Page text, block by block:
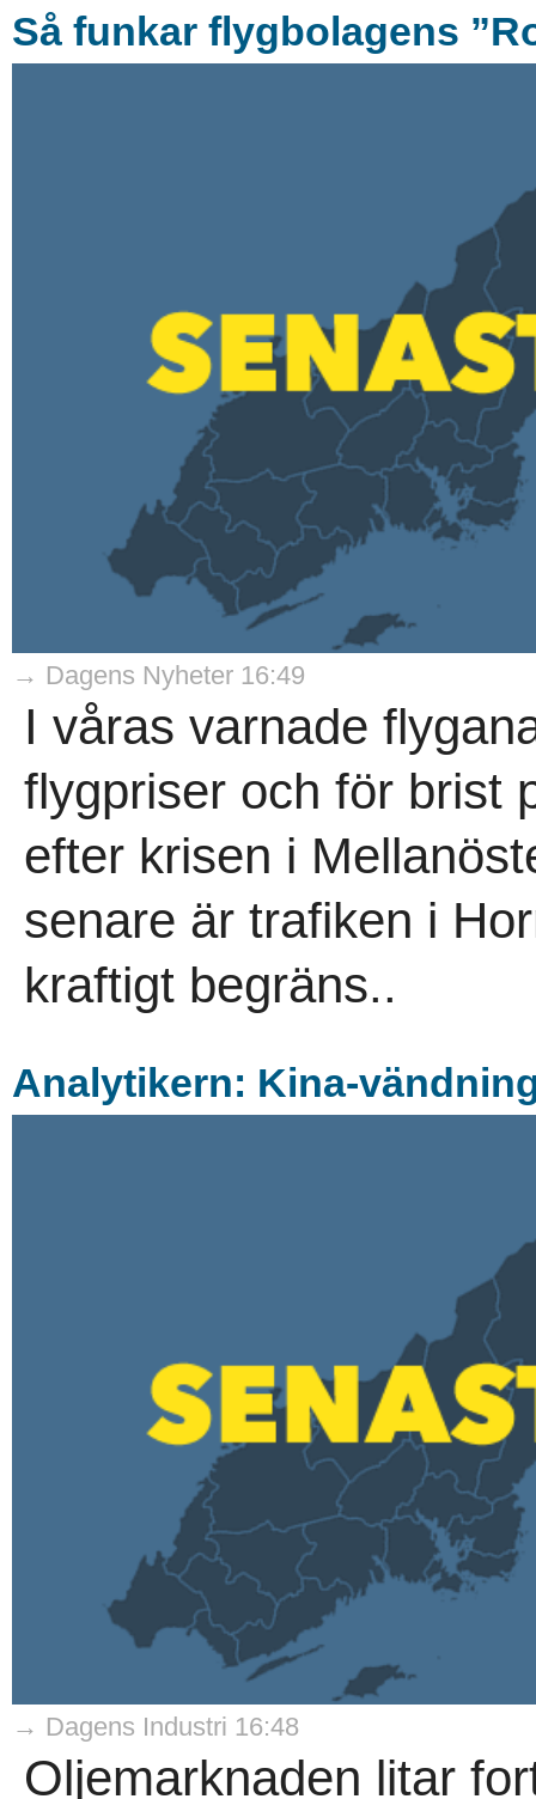
Så funkar flygbolagens
→ Dagens Nyheter 16:49
I våras varnade
flygpriser och för brist
efter krisen i
senare är trafiken i
kraftigt begräns..
Analytikern: Kina-
→ Dagens Industri 16:48
Oljemarknaden litar